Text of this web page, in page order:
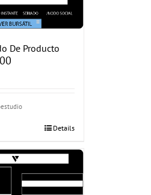
De Producto
Details